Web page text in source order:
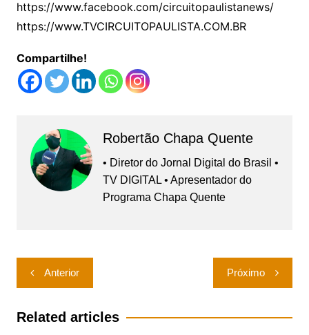
https://www.facebook.com/circuitopaulistanews/
https://www.TVCIRCUITOPAULISTA.COM.BR
Compartilhe!
Robertão Chapa Quente
• Diretor do Jornal Digital do Brasil •
TV DIGITAL • Apresentador do
Programa Chapa Quente
Navegação
de
Post
Anterior Próximo
Related articles